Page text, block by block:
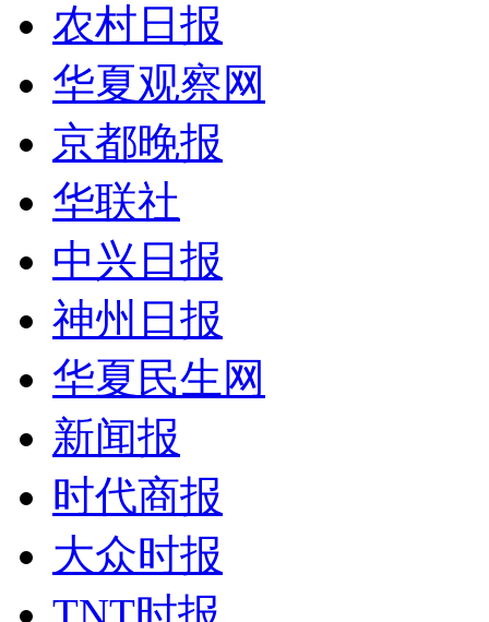
农村日报
华夏观察网
京都晚报
华联社
中兴日报
神州日报
华夏民生网
新闻报
时代商报
大众时报